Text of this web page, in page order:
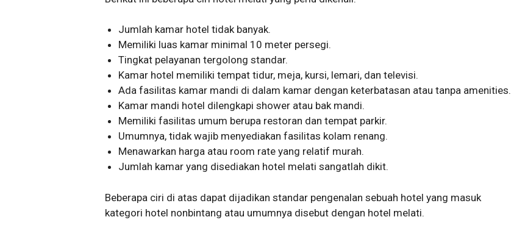
Jumlah kamar hotel tidak banyak.
Memiliki luas kamar minimal 10 meter persegi.
Tingkat pelayanan tergolong standar.
Kamar hotel memiliki tempat tidur, meja, kursi, lemari, dan televisi.
Ada fasilitas kamar mandi di dalam kamar dengan keterbatasan atau tanpa amenities.
Kamar mandi hotel dilengkapi shower atau bak mandi.
Memiliki fasilitas umum berupa restoran dan tempat parkir.
Umumnya, tidak wajib menyediakan fasilitas kolam renang.
Menawarkan harga atau room rate yang relatif murah.
Jumlah kamar yang disediakan hotel melati sangatlah dikit.
Beberapa ciri di atas dapat dijadikan standar pengenalan sebuah hotel yang masuk
kategori hotel nonbintang atau umumnya disebut dengan hotel melati.